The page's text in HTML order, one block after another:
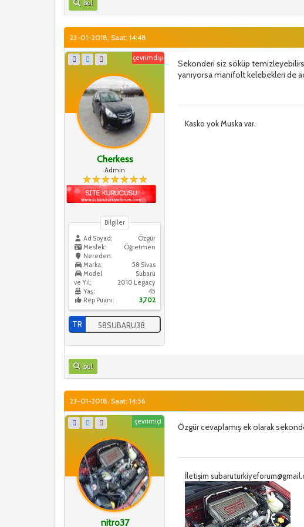
bul
23-01-2018, Saat: 14:48
çevrimdışı
Cherkess
Admin
Bilgiler
Ad Soyad:
Özgür
Meslek:
Öğretmen
Nereden:
58 Sivas
Marka:
Subaru
Model
ve Yıl:
2010 Legacy
Yaş:
45
Rep Puanı:
3,702
TR 58SUBARU38
Sekonderi siz söküp
yanıyorsa manifolt kelebekleri de
Kasko yok Muska var.
bul
23-01-2018, Saat: 14:56
çevrimiçi
nitro37
Özgür cevaplamış ek olarak
İletişim